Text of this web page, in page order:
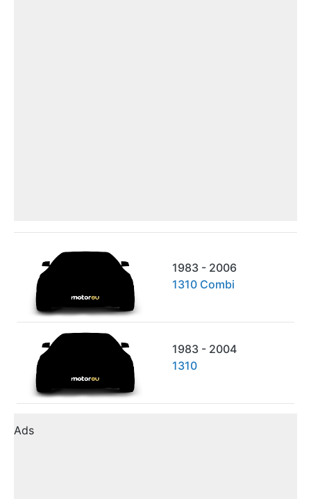
1983 - 2006
1310 Combi
1983 - 2004
1310
Ads